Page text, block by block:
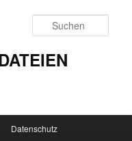
Datenschutz